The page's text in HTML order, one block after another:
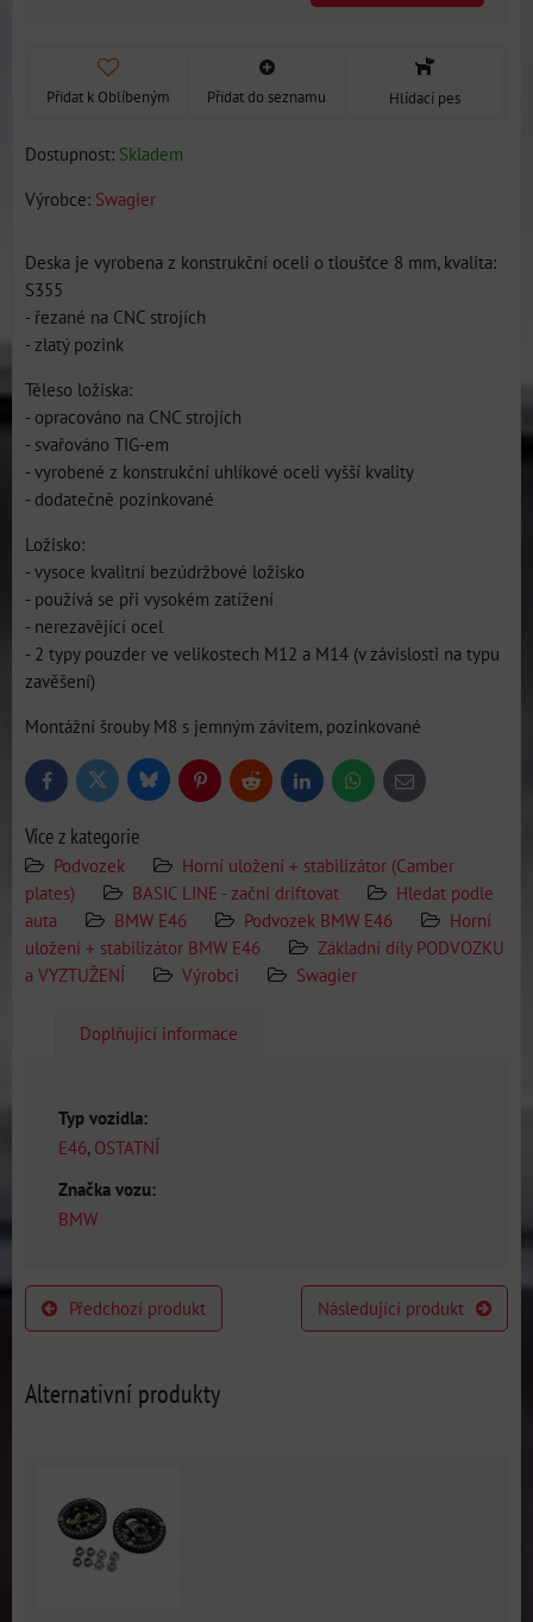
Přidat k Oblíbeným Přidat do seznamu Hlídací pes
Dostupnost: Skladem
Výrobce: Swagier
Deska je vyrobena z konstrukční oceli o tloušťce 8 mm, kvalita:
S355
- řezané na CNC strojích
- zlatý pozink
Těleso ložiska:
- opracováno na CNC strojích
- svařováno TIG-em
- vyrobené z konstrukční uhlíkové oceli vyšší kvality
- dodatečně pozinkované
Ložisko:
- vysoce kvalitní bezúdržbové ložisko
- používá se při vysokém zatížení
- nerezavějící ocel
- 2 typy pouzder ve velikostech M12 a M14 (v závislosti na typu
zavěšení)
Montážní šrouby M8 s jemným závitem, pozinkované
FacebookTwitter BlueskyPinterestReddit LinkedInWhatsApp
E-
mail
Více z kategorie
Podvozek
Horní uložení + stabilizátor (Camber
plates)
BASIC LINE - začni driftovat
Hledat podle
auta
BMW E46 Podvozek BMW E46
Horní
uložení + stabilizátor BMW E46
Základní díly PODVOZKU
a VYZTUŽENÍ
Výrobci Swagier
Doplňující informace
Typ vozidla:
E46, OSTATNÍ
Značka vozu:
BMW
Předchozí produkt Následující produkt
Alternativní produkty